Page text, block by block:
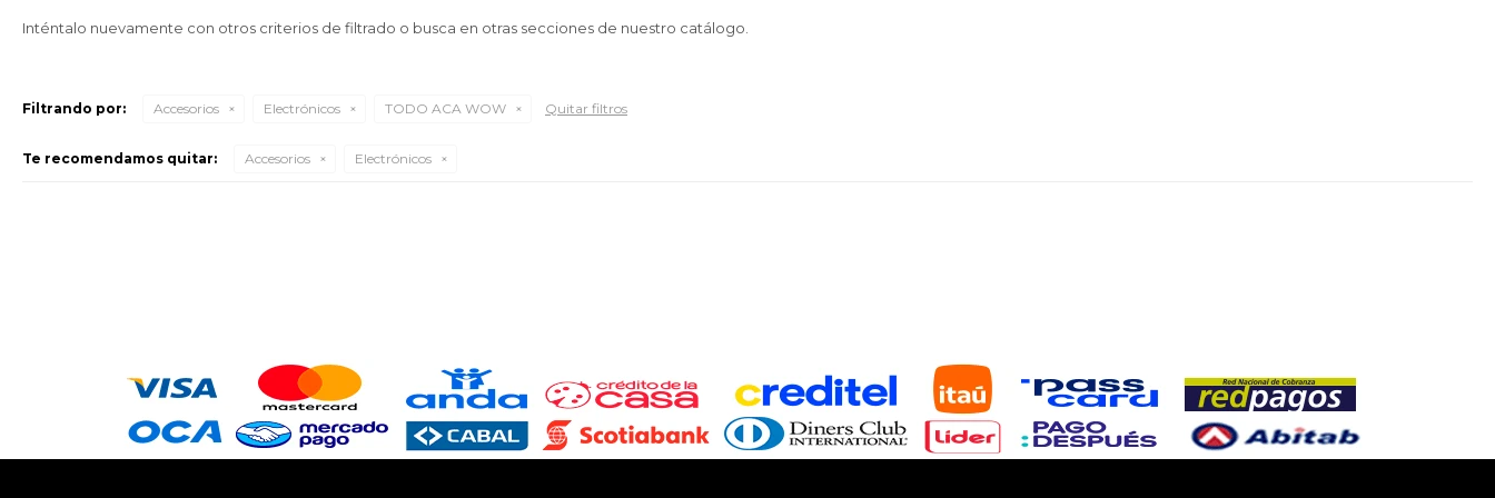
Inténtalo nuevamente con otros criterios de filtrado o busca en otras secciones de nuestro catálogo.
Filtrando por: Accesorios Electrónicos TODO ACA WOW Quitar filtros
Te recomendamos quitar: Accesorios Electrónicos